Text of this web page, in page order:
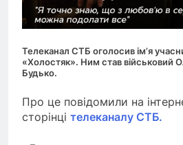
Телеканал СТБ оголосив ім’я
«Холостяк». Ним став військовий
Будько.
Про це повідомили на
сторінці телеканалу СТБ.